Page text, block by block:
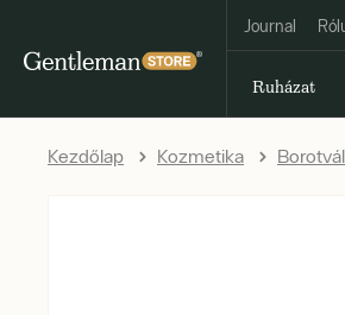
Journal
Ruházat
Kezdőlap Kozmetika